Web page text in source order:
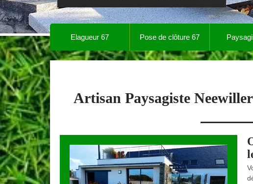
Elagueur 67 Pose de clôture 67
Artisan Paysagiste